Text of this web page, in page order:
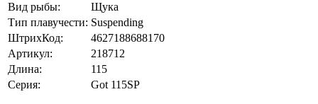
Вид рыбы:
Щука
Тип плавучести: Suspending
ШтрихКод:
4627188688170
Артикул:
218712
Длина:
115
Серия:
Got 115SP